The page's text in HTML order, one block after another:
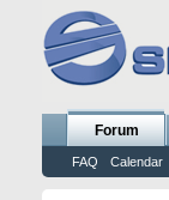
Forum
FAQ Calendar